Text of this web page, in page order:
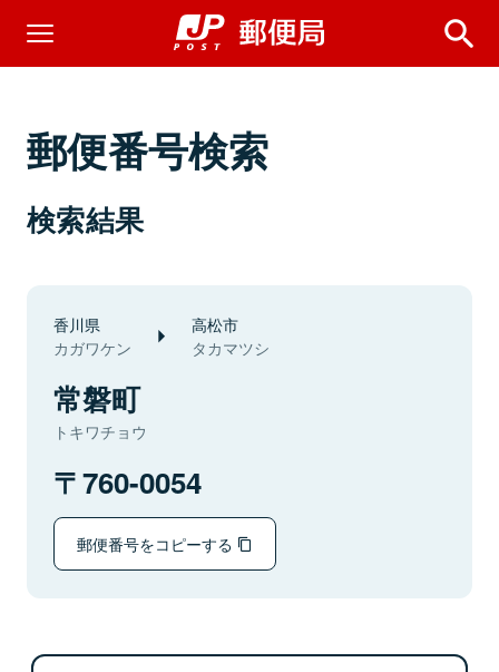
郵便番号検索
検索結果
香川県
カガワケン
高松市
タカマツシ
常磐町
トキワチョウ
760-0054
郵便番号をコピーする